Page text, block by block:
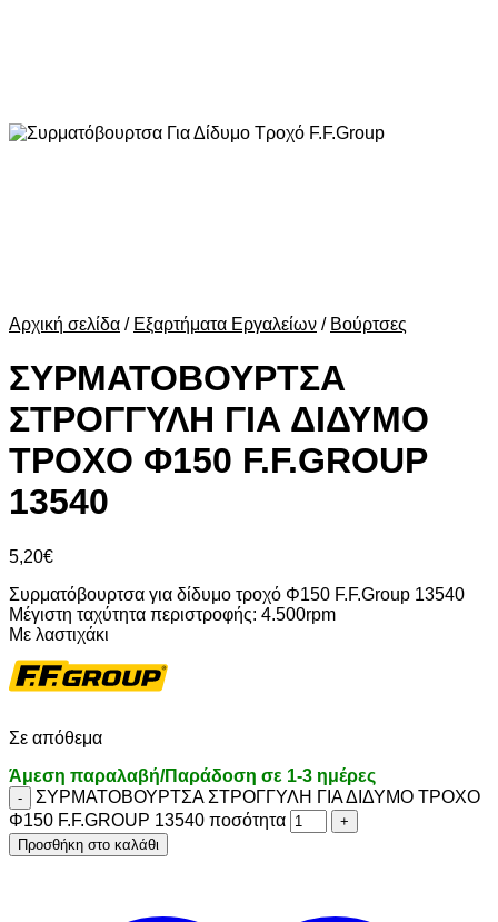
Αρχική σελίδα / Εξαρτήματα Εργαλείων / Βούρτσες
ΣΥΡΜΑΤΟΒΟΥΡΤΣΑ
ΣΤΡΟΓΓΥΛΗ ΓΙΑ ΔΙΔΥΜΟ
ΤΡΟΧΟ Φ150 F.F.GROUP
13540
5,20€
Συρματόβουρτσα για δίδυμο τροχό Φ150 F.F.Group 13540
Μέγιστη ταχύτητα περιστροφής: 4.500rpm
Με λαστιχάκι
Σε απόθεμα
Άμεση παραλαβή/Παράδοση σε 1-3 ημέρες
ΣΥΡΜΑΤΟΒΟΥΡΤΣΑ ΣΤΡΟΓΓΥΛΗ ΓΙΑ ΔΙΔΥΜΟ ΤΡΟΧΟ
Φ150 F.F.GROUP 13540 ποσότητα
Προσθήκη στο καλάθι